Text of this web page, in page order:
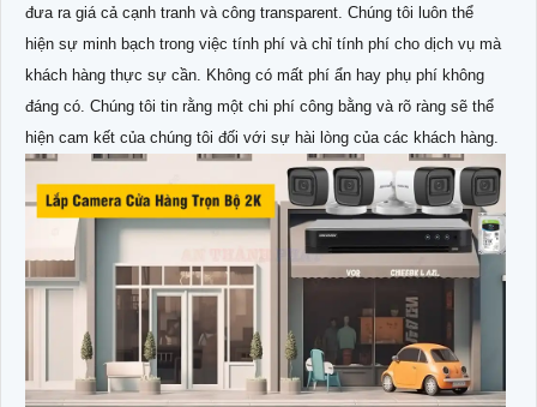
đưa ra giá cả cạnh tranh và công transparent. Chúng tôi luôn thể
hiện sự minh bạch trong việc tính phí và chỉ tính phí cho dịch vụ mà
khách hàng thực sự cần. Không có mất phí ẩn hay phụ phí không
đáng có. Chúng tôi tin rằng một chi phí công bằng và rõ ràng sẽ thể
hiện cam kết của chúng tôi đối với sự hài lòng của các khách hàng.